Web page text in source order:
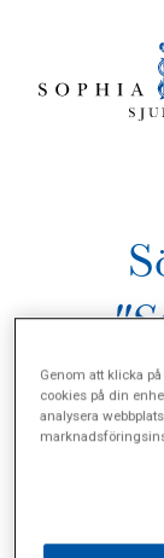
Genom att klicka
cookies på din
analysera